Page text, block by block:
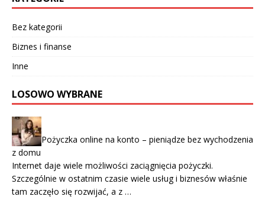
Bez kategorii
Biznes i finanse
Inne
LOSOWO WYBRANE
Pożyczka online na konto – pieniądze bez wychodzenia
z domu
Internet daje wiele możliwości zaciągnięcia pożyczki.
Szczególnie w ostatnim czasie wiele usług i biznesów właśnie
tam zaczęło się rozwijać, a z …